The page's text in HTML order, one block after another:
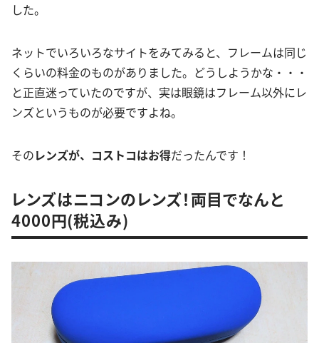
した。
ネットでいろいろなサイトをみてみると、フレームは同じ
くらいの料金のものがありました。どうしようかな・・・
と正直迷っていたのですが、実は眼鏡はフレーム以外にレ
ンズというものが必要ですよね。
そのレンズが、コストコはお得だったんです！
レンズはニコンのレンズ！両目でなんと
4000円(税込み)